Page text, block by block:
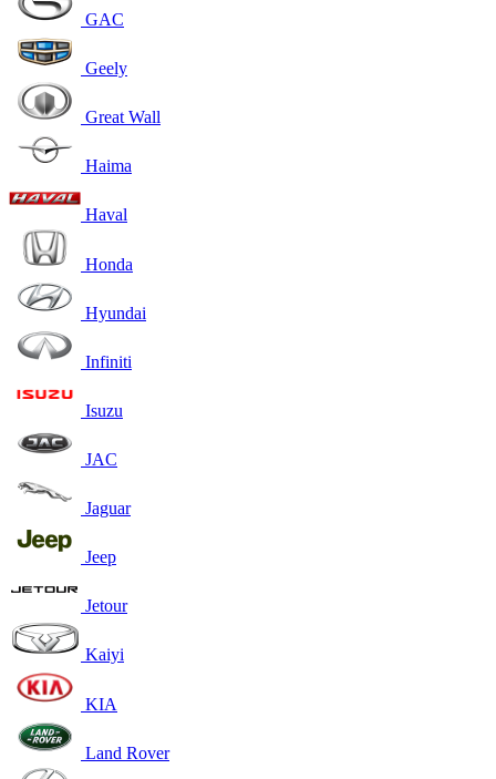
GAC
Geely
Great Wall
Haima
Haval
Honda
Hyundai
Infiniti
Isuzu
JAC
Jaguar
Jeep
Jetour
Kaiyi
KIA
Land Rover